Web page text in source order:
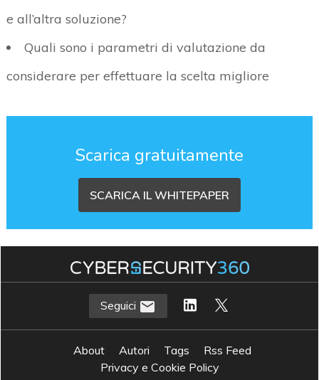
e all’altra soluzione?
Quali sono i parametri di valutazione da
considerare per effettuare la scelta migliore
Scarica gratuitamente
SCARICA IL WHITEPAPER
Seguici
About Autori Tags
Rss Feed
Privacy e Cookie Policy